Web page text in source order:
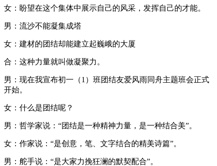
女：盼望在这个集体中展示自己的风采，发挥自己的才能。
男：流沙不能凝集成塔
女：建材的团结却能建立起巍峨的大厦
合：这种力量就叫做凝聚力。
男：现在我宣布初一（1）班团结友爱风雨同舟主题班会正式
开始。
女：什么是团结呢？
男：哲学家说：“团结是一种精神力量，是一种结合美”。
女：作家说：“是创意，笔、文字结合的精美诗篇”。
男：舵手说：“是大家力挽狂澜的默契配合”。